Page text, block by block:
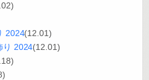
2024(12.01)
り 2024(12.01)